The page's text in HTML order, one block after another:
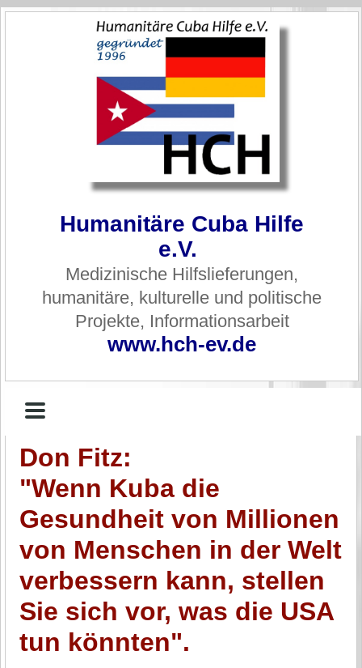
Humanitäre Cuba Hilfe
e.V.
Medizinische Hilfslieferungen,
humanitäre, kulturelle und politische
Projekte, Informationsarbeit
www.hch-ev.de
Don Fitz:
"Wenn Kuba die
Gesundheit von Millionen
von Menschen in der Welt
verbessern kann, stellen
Sie sich vor, was die USA
tun könnten".